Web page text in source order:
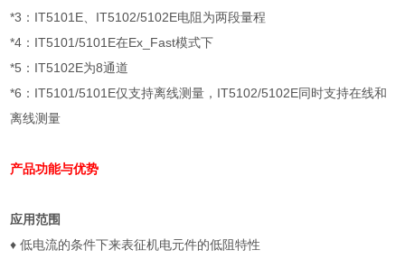
*3 ： IT5101E IT5102/5102E电阻为两段量程
*4 ： IT5101/5101E在Ex_Fast模式下
*5 ： IT5102E为8通道
*6 ： IT5101/5101E仅支持离线测量， IT5102/5102E同时支持在线和
离线测量
产品功能与优势
应用范围
♦ 低电流的条件下来表征机电元件的低阻特性